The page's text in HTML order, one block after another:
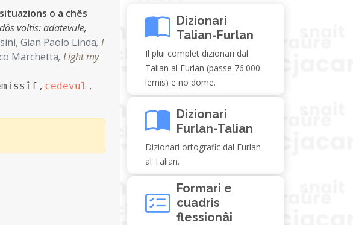
o a chês
voltis: adatevule,
Gian Paolo Linda, I
Marchetta, Light my
, cedevul ,
Dizionari
Talian-Furlan
Il plui complet dizionari dal
Talian al Furlan (passe 76.000
lemis) e no dome.
Dizionari
Furlan-Talian
Dizionari ortografic dal Furlan
al Talian.
Formari e
cuadris
flessionâi